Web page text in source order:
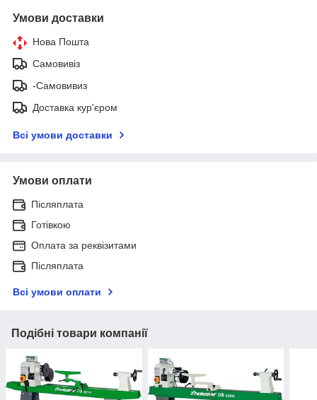
Умови доставки
Нова Пошта
Самовивіз
-Самовивиз
Доставка кур'єром
Всі умови доставки
Умови оплати
Післяплата
Готівкою
Оплата за реквізитами
Післяплата
Всі умови оплати
Подібні товари компанії